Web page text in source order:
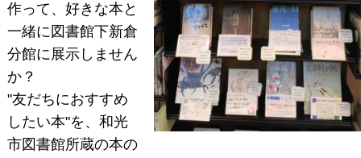
作って、好きな本と
一緒に図書館下新倉
分館に展示しません
か？
"友だちにおすすめ
したい本"を、和光
市図書館所蔵の本の